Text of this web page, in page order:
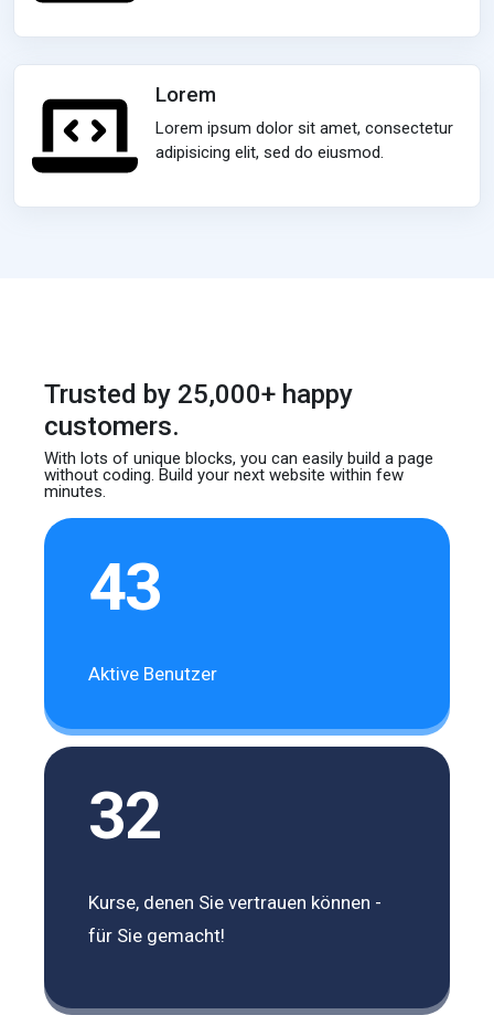
Lorem
Lorem ipsum dolor sit amet, consectetur
adipisicing elit, sed do eiusmod.
Trusted by 25,000+ happy
customers.
With lots of unique blocks, you can easily builda page
without coding. Build your next websitewithin few
minutes.
43
Aktive Benutzer
32
Kurse, denen Sie vertrauen können -
für Sie gemacht!